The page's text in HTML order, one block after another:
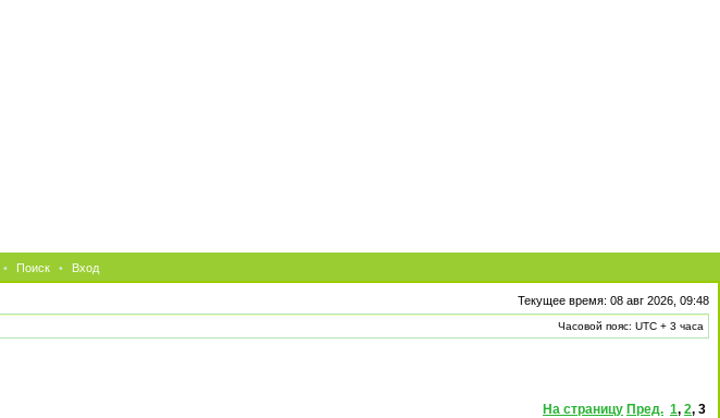
• Поиск • Вход
Текущее время: 08 авг 2026, 09:48
Часовой пояс: UTC + 3 часа
На страницу Пред. 1, 2, 3